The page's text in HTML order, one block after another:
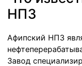
НПЗ
Афипский НПЗ
Завод